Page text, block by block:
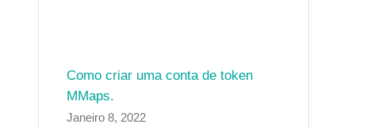
Como criar uma conta de token
MMaps.
Janeiro 8, 2022